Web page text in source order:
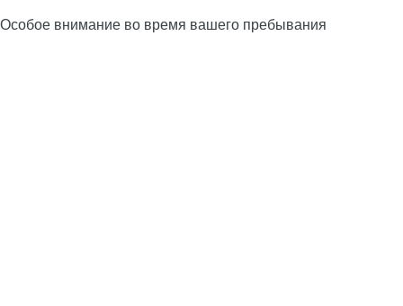
Особое внимание во время вашего пребывания